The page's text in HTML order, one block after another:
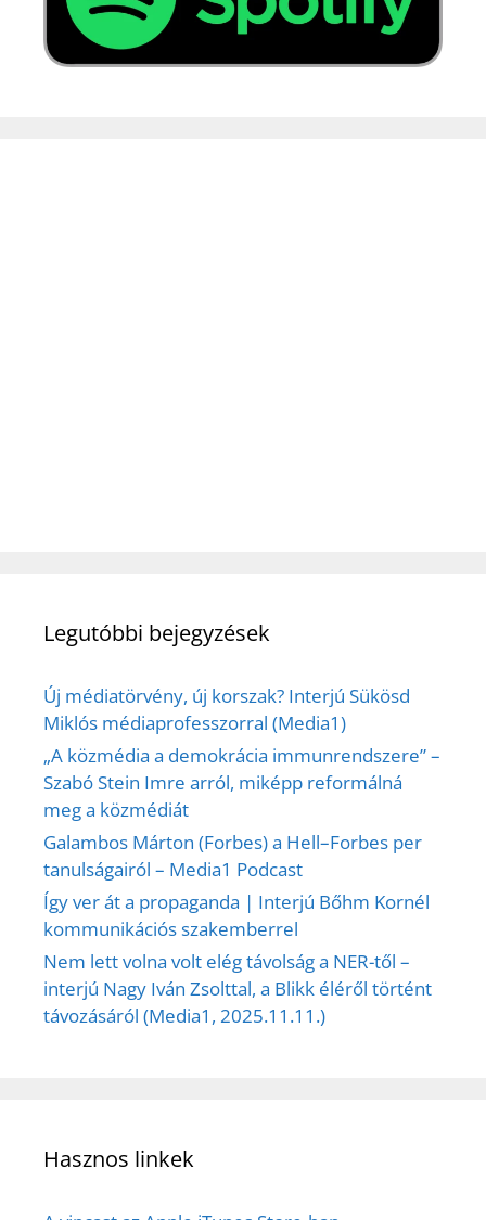
Legutóbbi bejegyzések
Új médiatörvény, új korszak? Interjú Sükösd
Miklós médiaprofesszorral (Media1)
„A közmédia a demokrácia immunrendszere” –
Szabó Stein Imre arról, miképp reformálná
meg a közmédiát
Galambos Márton (Forbes) a Hell–Forbes per
tanulságairól – Media1 Podcast
Így ver át a propaganda | Interjú Bőhm Kornél
kommunikációs szakemberrel
Nem lett volna volt elég távolság a NER-től –
interjú Nagy Iván Zsolttal, a Blikk éléről történt
távozásáról (Media1, 2025.11.11.)
Hasznos linkek